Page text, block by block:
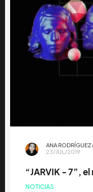
ANA RODRÍGUEZ
23/JUL/2019
“JARVIK - 7”,
NOTICIAS